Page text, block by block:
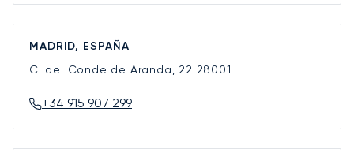
MADRID, ESPAÑA
C. del Conde de Aranda, 22 28001
+34 915 907 299